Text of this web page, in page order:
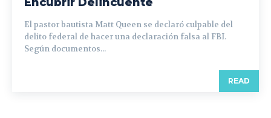
Encubrir Delincuente
El pastor bautista Matt Queen se declaró culpable del
delito federal de hacer una declaración falsa al FBI.
Según documentos...
READ